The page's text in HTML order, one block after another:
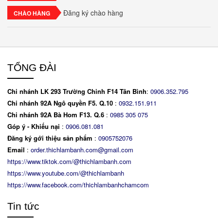
CHÀO HÀNG Đăng ký chào hàng
TỔNG ĐÀI
Chi nhánh LK 293 Trường Chinh F14 Tân Bình: 0906.352.795
Chi nhánh 92A Ngô quyền F5. Q.10 : 0932.151.911
Chi nhánh 92A Bà Hom F13. Q.6 : 0985 305 075
Góp ý - Khiếu nại : 0906.081.081
Đăng ký gới thiệu sản phẩm : 0905752076
Email : order.thichlambanh.com@gmail.com
https://www.tiktok.com/@thichlambanh.com
https://www.youtube.com/@thichlambanh
https://www.facebook.com/thichlambanhchamcom
Tin tức